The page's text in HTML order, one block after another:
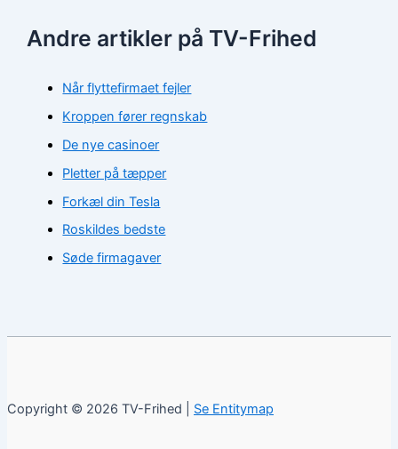
Andre artikler på TV-Frihed
Når flyttefirmaet fejler
Kroppen fører regnskab
De nye casinoer
Pletter på tæpper
Forkæl din Tesla
Roskildes bedste
Søde firmagaver
Copyright © 2026 TV-Frihed | Se Entitymap